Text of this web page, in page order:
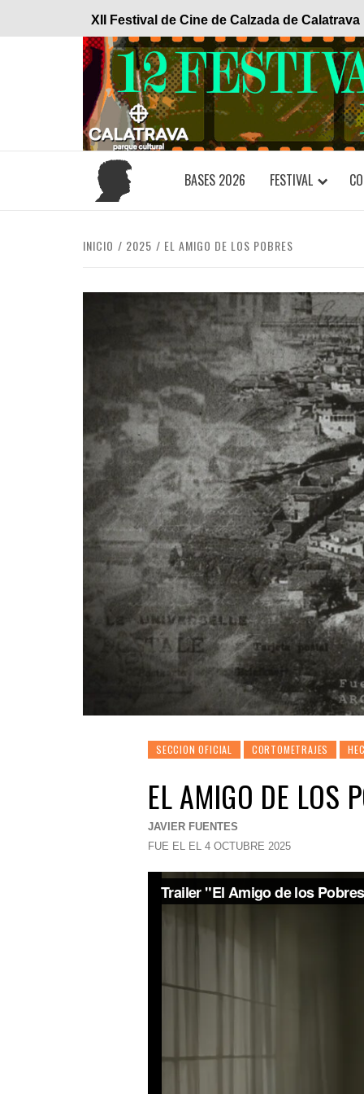
XII Festival de Cine de Calzada de Calatrava
BASES 2026 FESTIVAL
INICIO 2025 EL AMIGO DE LOS POBRES
SECCION OFICIAL CORTOMETRAJES
EL AMIGO DE LOS
JAVIER FUENTES
FUE EL EL 4 OCTUBRE 2025